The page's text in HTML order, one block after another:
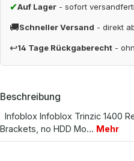
✔Auf Lager - sofort
🚚Schneller Versand - direkt
↩14 Tage Rückgaberecht -
Beschreibung
Infoblox Infoblox Trinzic 1400
Brackets, no HDD Mo… Mehr